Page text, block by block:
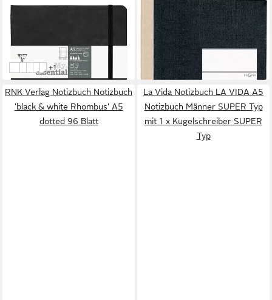
CLAIREFONTAINE
Notizbuch 5x Notizbuch Age
Bag My.Essential A5 96 Blatt
Schwarz 793431C
62,30 €
in 5-6 Werktagen bei dir
Schwarz 137
Grün 92
Blau 122
Tabak 27
Grau 39
weitere Farben:
+1
PAGNA
Notizbuch Geschäftsbuch
Classica A5 kariert schwarz
8,11 €
lieferbar in 4 Wochen
RNK Verlag Notizbuch Notizbuch
'black & white Rhombus' A5
dotted 96 Blatt
La Vida Notizbuch LA VIDA A5
Notizbuch Männer SUPER Typ
mit 1 x Kugelschreiber SUPER
Typ